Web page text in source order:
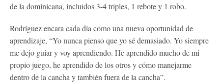
de la dominicana, incluidos 3-4 triples, 1 rebote y 1 robo.
Rodríguez encara cada día como una nueva oportunidad de
aprendizaje, “Yo nunca pienso que yo sé demasiado. Yo siempre
me dejo guiar y voy aprendiendo. He aprendido mucho de mi
propio juego, he aprendido de los otros y cómo manejarme
dentro de la cancha y también fuera de la cancha”.